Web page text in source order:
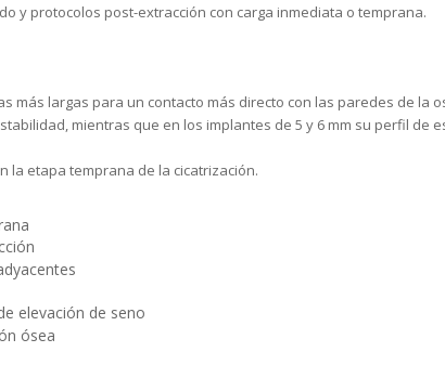
y protocolos post-extracción con carga inmediata o temprana.
más largas para un contacto más directo con las paredes de la
mientras que en los implantes de 5 y 6 mm su perfil de
la etapa temprana de la cicatrización.
elevación de seno
ósea